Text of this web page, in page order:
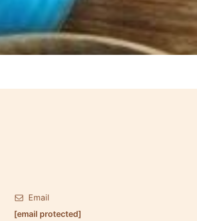
Email
[email protected]